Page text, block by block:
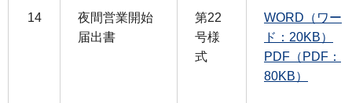
14
夜間営業開始
届出書
第22
号様
式
WORD（ワー
ド：20KB）
PDF（PDF：
80KB）